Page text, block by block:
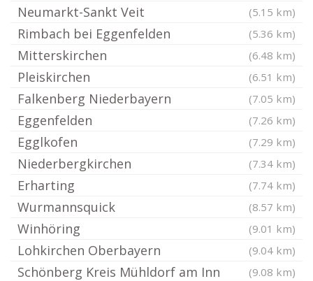
Neumarkt-Sankt Veit (5.15 km)
Rimbach bei Eggenfelden (5.36 km)
Mitterskirchen (6.48 km)
Pleiskirchen (6.51 km)
Falkenberg Niederbayern (7.05 km)
Eggenfelden (7.26 km)
Egglkofen (7.29 km)
Niederbergkirchen (7.34 km)
Erharting (7.74 km)
Wurmannsquick (8.57 km)
Winhöring (9.01 km)
Lohkirchen Oberbayern (9.04 km)
Schönberg Kreis Mühldorf am Inn (9.08 km)